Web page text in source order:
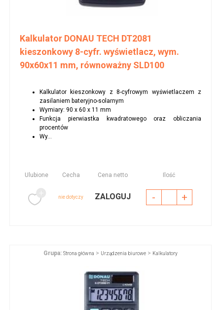
Kalkulator DONAU TECH DT2081
kieszonkowy 8-cyfr. wyświetlacz, wym.
90x60x11 mm, równoważny SLD100
Kalkulator kieszonkowy z 8-cyfrowym wyświetlaczem z
zasilaniem bateryjno-solarnym
Wymiary: 90 x 60 x 11 mm
Funkcja pierwiastka kwadratowego oraz obliczania
procentów
Wy...
Ulubione Cecha Cena netto Ilość
nie dotyczy ZALOGUJ - +
Grupa: Strona główna > Urządzenia biurowe > Kalkulatory